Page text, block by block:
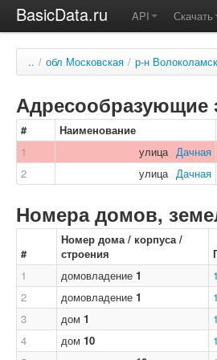
BasicData.ru API Скачать
.. / обл Московская / р-н
Адресообразующие
# Наименование
1
улица Дачная
2
улица Дачная
Номера домов,
#
Номер дома / корпуса /
строения
1
домовладение 1
2
домовладение 1
3
дом 1
4
дом 10